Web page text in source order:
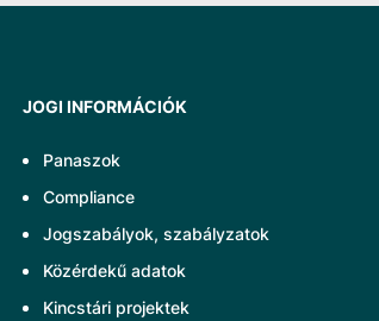
JOGI INFORMÁCIÓK
Panaszok
Compliance
Jogszabályok, szabályzatok
Közérdekű adatok
Kincstári projektek